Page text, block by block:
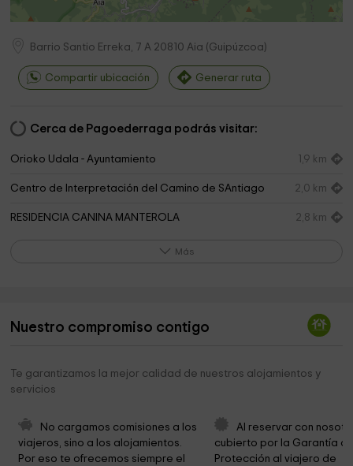
Barrio Santio Erreka, 7 A 20810 Aia (Guipúzcoa)
Compartir ubicación Generar ruta
Cerca de Pagoederraga podrás visitar:
Orioko Udala - Ayuntamiento 1,9 km
Centro de Interpretación del Camino de SAntiago 2,0 km
RESIDENCIA CANINA MANTEROLA 2,8 km
Jardín Botánico de Iturraran Lorategi Botanikoa 3,6 km
Ayuntamiento de Aia
Parroquia De San Esteban
Ayuntamiento de Aia
Más
Nuestro compromiso contigo
Te garantizamos la mejor calidad de nuestros alojamientos y
servicios
No cargamos comisiones a los
viajeros, sino a los alojamientos.
Por eso te ofrecemos siempre el
Al reservar con
cubierto por la Garantía
Protección al viajero de